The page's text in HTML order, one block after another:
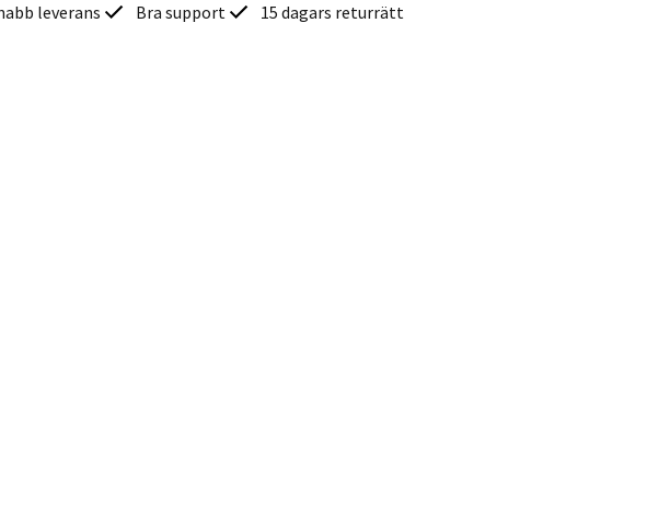
leverans Bra support 15 dagars returrätt